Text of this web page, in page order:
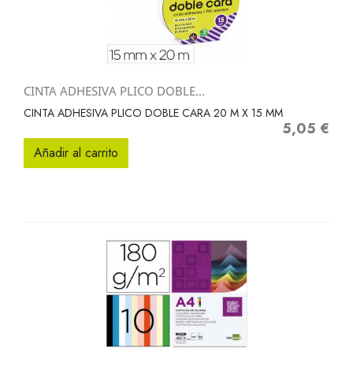
CINTA ADHESIVA PLICO DOBLE...
CINTA ADHESIVA PLICO DOBLE CARA 20 M X 15 MM
Precio
5,05 €
Añadir al carrito